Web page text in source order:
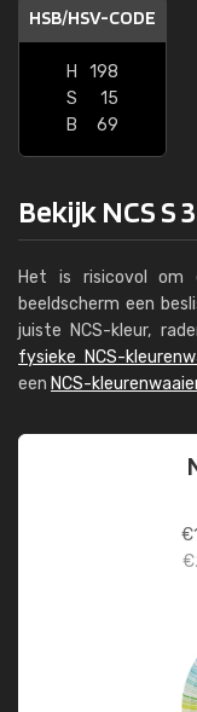
HSB/HSV-CODE
H
198
S
15
B
69
Bekijk NCS S
Het is risicovol om
beeldscherm een
juiste NCS-kleur,
fysieke NCS-
een NCS-
€
€